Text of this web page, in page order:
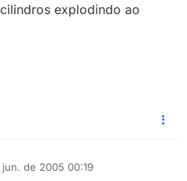
explodindo ao
jun. de 2005 00:19